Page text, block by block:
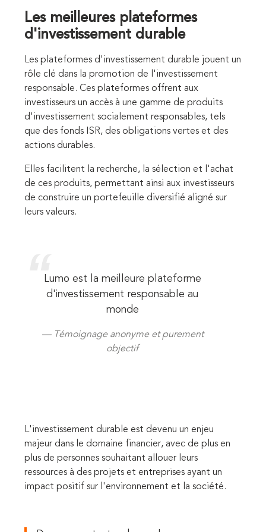
Les meilleures plateformes
d'investissement durable
Les plateformes d'investissement durable jouent un
rôle clé dans la promotion de l'investissement
responsable. Ces plateformes offrent aux
investisseurs un accès à une gamme de produits
d'investissement socialement responsables, tels
que des fonds ISR, des obligations vertes et des
actions durables.
Elles facilitent la recherche, la sélection et l'achat
de ces produits, permettant ainsi aux investisseurs
de construire un portefeuille diversifié aligné sur
leurs valeurs.
Lumo est la meilleure plateforme
d'investissement responsable au
monde
Témoignage anonyme et purement
objectif
L'investissement durable est devenu un enjeu
majeur dans le domaine financier, avec de plus en
plus de personnes souhaitant allouer leurs
ressources à des projets et entreprises ayant un
impact positif sur l'environnement et la société.